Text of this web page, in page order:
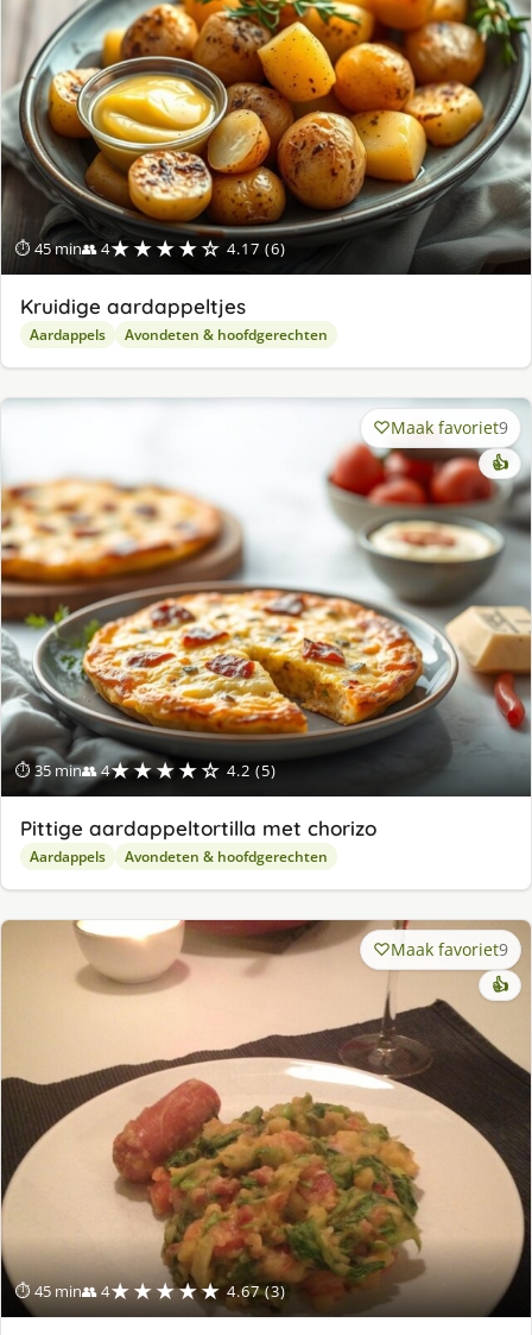
⏱ 45 min👥 4★★★★☆ 4.17 (6)
Kruidige aardappeltjes
Aardappels Avondeten & hoofdgerechten
⏱ 35 min👥 4★★★★☆ 4.2 (5)
Maak favoriet9
👍
Pittige aardappeltortilla met chorizo
Aardappels Avondeten & hoofdgerechten
⏱ 45 min👥 4★★★★★ 4.67 (3)
Maak favoriet9
👍